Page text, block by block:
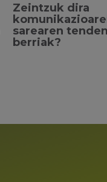
Zeintzuk dira
sarearen
berriak?